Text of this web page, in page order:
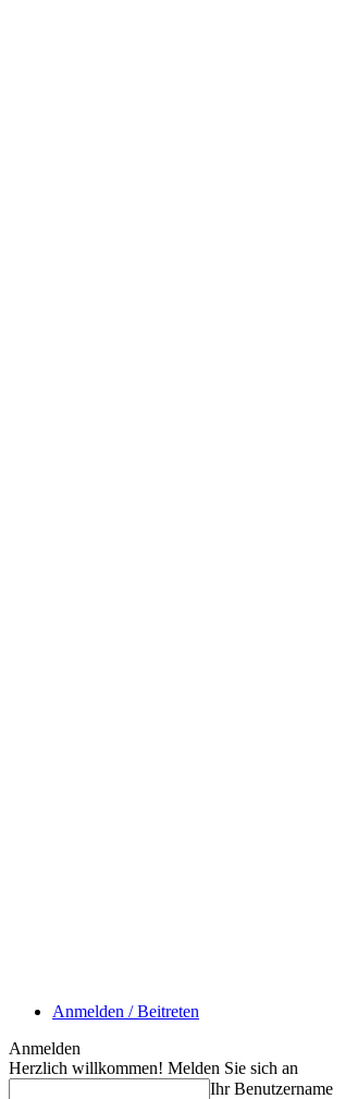
Anmelden / Beitreten
Anmelden
Herzlich willkommen! Melden Sie sich an
Ihr Benutzername